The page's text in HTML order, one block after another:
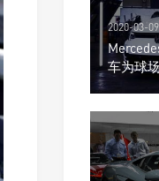
2020-03-09
车为球